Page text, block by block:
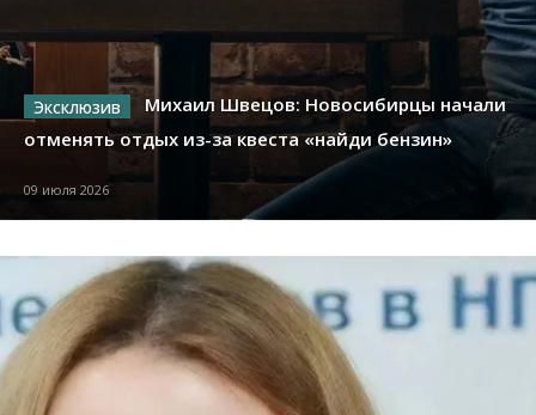
Михаил Швецов: Новосибирцы начали
отменять отдых из-за квеста «найди бензин»
09 июля 2026